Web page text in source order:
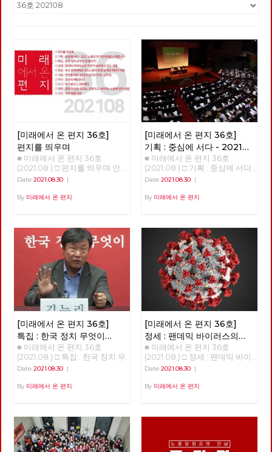
[미래에서 온 편지 36호]
편지를 띄우며
■ 미래에서 온 편지 36호
(2021.08.) □ 편지를 띄우며 안
부를 묻는 것이 조심스러울 만큼
코로나 바이러스의 변종이 확산
하기 전부터 이미 파괴되고 있던
우리들 일상 곳곳이 무너져 내리
고 있습니다. 보이지 않는 곳에
서 우리들 일상을 유지해오던 노
동의 가치는 더욱 분명해졌지만,
불안정한 노동조건은 나아진 것
이 없고, 착취의 강도는 더욱 커
졌습니다. 바이러스에도 불구하
고 아니 바이러스 때문에라도,
우리의 일상을 지키기 위한 노동
자들의 투쟁이 이어지는 까닭입
니다. 이 투쟁의 중심에 노동당
당원이 있습니다. 또한 있어야
합니다. 노동자와 노동당의 미래
는 결국 바로 지금 여기 현장의
투쟁 속에 있고, 투쟁을 통해 만
들어야 합니다. 해서, 미래에서
온 편지는 이번 호부터 ‘현장’이
산 신라대학교 청소노동자들의
투쟁과 승리입니다. 9월 11일에
는 2021년 노동당 정기당대회가
열립니다. 현장의 투쟁들을 체제
Date 2021.08.30 |
By 미래에서 온 편지
[미래에서 온 편지 36호]
기획 : 중심에 서다 - 2021
노동당 정기당대회를
소개합니다
■ 미래에서 온 편지 36호
(2021.08.) □ 기획 : 중심에 서다
- 2021 노동당 정기당대회를 소
회 준비위원장, 편집위원 “라면
깊은 동네에서 열렸다. 회의는
끝날 줄 몰랐고, 대의원들의 식
사를 위하여 정회하는 동안 대회
장 주변 청소년기를 보낸 옛 동
네를 둘러보기로 마음먹었다. 홀
로 터벅터벅 걷던 발길이 어느새
졸업장을 받은 고등학교 담벼락
옆 분식집에 이르렀다. 하굣길에
드나들던 시절 모습 그대로 남아
있는 분식집 간판에 큰절이라도
하고 싶은 마음에 불쑥 들어가
라면 한 그릇 주문했더니, 곱빼
기 분량 정도의 라면이 식탁 위
에 떡 놓였다. “어이구, 양이 엄
청 많네요?” “이 정도는 먹어야
뭐라도 하지!” 2011년이었다. 당
시 진보신당의 진로를 결정한 당
대회에 참석한 한 대의원은 혼자
여러 생각에 잠겨야 했다. 사회
의 근본적 변혁을 바라며 당에
Date 2021.08.30|
By 미래에서 온 편지
[미래에서 온 편지 36호]
특집 : 한국 정치 무엇이
문제인가?
■ 미래에서 온 편지 36호(2021.08.) □ 특집 : 한국 정치 무엇이 문제인가? 강연 : 김누리 중앙대학교 교수 정리 : 이용규 편집위원 불러주셔서 감사하다. 여의도 맞은편에 마르크스 사진이 걸린 건물이 있다는 것 자체가 상징성이 크다. 한국처럼 이렇게 이념이 통제 및 억압 당하는 경험을 가진 나라가 없다. 몇 년 전 마르크스가 태어난 독일 트리어에 방문한 적이 있다. 연구소 차원에서 매년 <아카데미 유로파>에 참가한다. EU가 주관하는 행사로, 유럽에 대해 여러가지를 배우는 2주간의 아카데미다. 맑스 생가를 방문하는 것이 아카데미 프로그램 가운데의 하나다. 매우 상징적인 것이다. 유럽에서는 맑스는 유럽의 정체성을 만들어 낸 인물 가운데 하나로 인식되는 것이다. 그러나 한국에서는 맑스라면 아직 금기의 영역이다. 한국사회가 얼마나 세계적 흐름에 뒤쳐져 있는가를 보여주는 것이다. 노동당에서 맑스 사진을 걸고 있다는 건 굉장히 중요한 의미가 있다. 오늘날 한국에서 맑스를 혐오하는 일이 생기는 것은, 우리 사회의 사상적 후진성, 퇴행성을 보여주는 것이다. 당사 외벽의 빨간 걸개를 보면서 노동당이 한국 사회를 계몽시키는 사상적, 문화적 의미가 있다고 느꼈다. 지금 코로나 때문에 어떤가. 답답하고 우울하다. 코로나 블루라는 말이 나오고 있을 정도. 코로나는 우리에게 굉장히 많은 우울함을 던졌지만 중요한 경고이기도 하다. 그것을 코로나 옐로우라고 부르고 싶다. 우리가 정상이라 알고 살아온 이 모든 것이 대단히 잘못일 수 있다는 것이다. 이 체제가 근본적으로 비정상적인 체제일지도 모른다. 이게 바뀌지 않으면 우리에게 미래가 없다. 정권이 아니라 체제를 바꿔야 한다는 슬로건은 그래서 매우 시의적절하다. 코로나의 첫 번째 경고: 사회 없는 사회 어떤 경고를 코로나가 우리에게 주고 있나. 우리가 가장 코로나를 통해 분명하게 인식한 것이 뭔가. 내가 건강하기 위해서라도 모두가 건강해야 한다는 것이다. 내가 행복하려면 모두가 다 행복해야 한다. 모든 사람의 행복, 모든 사람의 안전, 모든 사람의 건강이 나의 행복, 나의 안전, 나의 건강의 전제라는 걸 배웠다. 이게 가장 중요한 경고이다. 한국 사회에는 그러한 가치가 너무 결여돼 있다. ‘더 소셜The Social’, 함께 살아야 한다는 사회적 가치가 한국처럼 결여된 나라가 없다. 한국 사회를 ‘소사이어티 윗아웃 더 소셜Society without the Social’이라고 부르고 싶다. 인간은 사회적 동물이란 아리스토텔레스의 말이 있다. 그러나 사실 한국인은 사회적 동물이 아니다. 각자도생하는 극단적 개인주의자들의 무리다. 거의 모든 지표가 보여주고 있다. OECD의 사회관계지수라는 것이 있다. 한 개인이 사회 안에서 다른 사람과 얼마나 깊은 결속을 맺고 사는가를 측정한다. 한국이 계속 꼴찌다. 평가항목 가운데 ‘타인에 대한 신뢰’는 압도적으로 꼴찌. 한국은 ‘사회’라는 말을 붙이기도 어려운 사회다. ‘더 소셜’이라는 가치가 불온시되는 사회라고 봐야 한다. 한국사회에서 진보정당이라는 어떤 곳에서는 ‘social’이란 말을 당명에 붙일까 말까를 놓고 1년 동안 고민했다. 정말 이상한 사회다. 어떤 사회가 이런가. 이를테면 독일은 이와 정 반대다. 독일에서는 ‘소셜’하지 않다는 말이 가장 심한 욕이다. 독일 말로 ‘Asozialität’. 상대방에게 이러면 싸움난다! ‘인간 이하다, 미쳤다’는 의미에 가깝다. 이런 사회는 오래갈 수 없다. 프랑코 벨라르디라는 이탈리아 철학자가 한국을 방문하고 이렇게 얘기했다. “한국사회는 이해하기 어렵다. 끝없는 경쟁, 극단적 개인주의, 일상의 사막화, 생활리듬의 초가속화라는 네 가지 특징이 한국인들을 지배하고 있다.” 외국 철학자가 한국 사회를 이다지도 잘 볼 수 있을까 놀랐다. 한국사회의 끔찍한 측면이 그정도로 보인다는 것이겠지. 코로나가 우리에게 준 가장 강력한 경고는 그것이다. 그런 사회적이라는 가치, 함께 살아야 한다는 가치를 알려줬다는 것이다. 모든 사람이 다 안전하지 않으면 누구도 안전할 수 없다. 코로나의 두 번째 경고: 공공 없는 공화국 두 번째는 이 한국이라는 나라는 나라가 아니라는 것이다. 최근 서울과 부산에서 선거를 했다. 선거가 무엇인가. 그 국가가 가지고 있는 중요하고 치명적인 문제를 논의하고 개선하는 일종의 과정이다. 한국에서 어떤 일이 벌어졌나. 지금 가장 중요한 문제는 코로나로 인한 양극화와 저소득층의 위기다. 인구의 3분의 1 이상이 생존의 벼랑 끝에 매달려 있다. 그런데 선거 과정에서 이 문제가 다루어진 적이 있나? 없었다. 세상에 이런 나라가 어디 있었나? 민주당이라는 정당은 사회적 약자에 대한 기본적인 관심도 없다. 이 정당을 견제하는 정당은 더 없다. 이것이 쟁점이 될 리가 없는 것이다. 한국 사회 안에서 사회적 약자를 대변하는 정당의 존재가 없고 취약하기에 이런 상황이 만들어진 것이다. 대한민국은 나라 구실을 못하는 나라다. 국가는 왜 존재하는가. 세월호를 두고 ‘이게 나라냐’라고 했다. 지금은 더하다. 국가는 무엇을 하고 있나. ‘리퍼블릭 윗아웃 더 퍼블릭republic without the public’. 공화국은 공적인 가치를 중심으로 모인 공동체. 그런데 공적인 가치가 없다. 이게 무슨 공화국? 대한민국은 민주공화국이라는 조항은 임시정부를 만들었던 선각자들이 건국강령 1조로 넣은 것이다. 그들이 꿈꾸던 국가는 이런 게 아니었다. 위기 상황에서 국민을 구하지 못했다. 한국사회는 공적인 가치가 부재한 나라다. 코로나가 이걸 너무나 분명하게 폭로해 준 것이다. 국민들이 이번에 처음 알았다. 한국에 공공병원이 10%밖에 없다. 전세계에서 공공병원 비율이 가장 적은 나라다. 심지어 미국도 공공병상이 20%다. 초기에 대구에서 수없이 많은 사람이 죽었다. 병상이 없어서였다. 어떻게 된 것인가? 공공병상이 없었다. 대구 사태가 터졌을 때, 한국에 있는 빅5 병원(삼성, 아산, 세브란스, 카톨릭, 서울대) 가운데, 국립인 서울대병원을 제외하고 빅4에서 내놓은 병상은 단 7개였다. 이것이 한국 사회의 현실이다. 국가가 해야 할 기본적인 일들을 해내지 않고 완전히 시장에 내맡긴 것이다. 교육도 마찬가지다. 전세계에서 고등교육의 공교육 비중이 제일 낮다. 우리 대학의 87%가 사립대학이다. 이런 나라가 없다. 실제로 국가가 국가의 역할을 하지 못하는 것이다. 코로나가 터지자 독일에서 가장 먼저 한 것은 코로나 대응 자금을 재정 편성한 것인다. 국가 재정의 3분의 1을 편성했다. 1조 유로, 우리 돈 1350조였다. 이를 위해 독일 정부가 약 20% 이상의 부채를 졌다. 코로나로 인해 발생하는 피해와 손해, 부담의 90%까지 국가가 감당했다. 임대료, 인건비 따위의 90%를 감당해줬다. 우리는 4차 긴급 재난지원금으로 20조를 편성했다. 국민을 우롱하는 것이다. 그래놓고 착한 임대료 운동을 하자고 한다. 그리고 9시 뉴스 끝나고 이웃돕기 성금을 모은다. 군사독재 시절에 하던 일들이다. 신파극으로 국민들의 정서를 잡아대는 퇴행적 행동. 돌아다니며 계속 비판했는데 지금 없어졌다. 이건 무능인가 직무유기인가. 그러다 보니 재경부 장관이라는 자가, 국가부채가 45% 수준이라며 ’재정이 건실하다’는 얘기를 하는 것이다. 그런 이야기를 할 때가 아니다. 선진국 평균 국가부채는 135%다. 그 대신 우리의 가계부채가 108%다. 국가부채는 가장 낮고 개인부채는 가장 높은 게 대한민국이다. 이 위기에서 국가는 아무것도 안하고 개인이 은행빚으로 살아남고 있다. 이것은 나라가 아니다. 공적 가치가 아니라 사적 이해밖에 없는 공동체다. 공공의 책임, 공공의 가치를 국가가 인식하지 못하는 한 이러한 공동체는 지속될 수 없다. 코로나의 세 번째 경고: 생태 없는 경제 세 번째는 ‘이코노미 윗아웃 이콜로지economy without ecology’. 우리가 왜 이런 고통을 겪나. 경제가 생태를 완전히 지배하고 있다. 생태적인 상상력이 완전히 없다. 전세계에서 가장 생태적 의식이 결여되어 있다. 연구소 연구원이 재작년 베를린을 다녀와서 이런 얘기를 들려주었다. 취리히에 있는 친구를 베를린에서 만났다는 거다. 취리히에서 베를린에 오는데 기차로 8시간, 요금은 150유로가 든다. 비행기를 타면 1시간이고 50유로밖에 안 된다고 했다. 그런데 취리히에 사는 친구가 기차를 타고 왔다는 것이다. 도저히 이해할 수가 없다는 것이었다. 한국 사람들은 모든 것을 경제적 관점에서 본다. 이해가 안 된다, 시간도 요금도 더한데. 그런데 그 취리히 친구는 베를린으로 간 친구가 이해가 안 된다는 것이다. 생태적 상상력이 없다는 것이다. 비행기는 유럽에서 환경파괴의 주범이다. 유럽에서 이미 ‘플라이트 쉐임Flight Shame’이라는 신조어가 생겼다. 비행기 타는데 대한 부끄러움이다. 기본적인 생태적 관점을 갖지 않으면 인류의 미래가 없다는 게 유럽은 상식이다. 유럽은 그러한 인식 때문에 독일인의 82%가 생태 보호를 위해 소비를 포기할 수 있다, 는 명제에 동의한다. 소비할 때마다 죄책감을 느낀다는 것. 소비는 지금의 욕망 때문에 미래 생태를 포기하는 것이니까. 한국은 어떤가. 독일 아이들의 대다수가 소비할 때 죄책감을 느낀다는데, 한국은 ‘소비하는데 일자리가 생긴다, 경제가 돌아간다, 국가가 부강하다’고 한다. 경제논리의 전일적 지배다. 이렇게 되면 우리의 미래가 없다. 유럽에서는 ‘21세기는 오지 않는다’는 말이 나온 지 오래되었다. 지금 살고 있는 인류가 최후의 인류가 될 것이란 것. 나는 살만큼 살았지만 내 자식, 손주는 어쩌면 마지막 인류가 될 수도 있다. 혹은 다행히 마지막 인류가 아니더라도, 이 파괴 속에서 대단히 고통스러운 삶은 살다가 갈 것은 확실하다. 한국은 국제적으로 ‘기후깡패’라고 불린다. 이번(2021년 4월 세계기후정상회의)에도 구체적인 감축 목표를 내놓지 못했다. 투표장에 가서 보니 ‘녹색당’이 아예 없었다. 독일에서는 9월 총선이 있을 것이다. 문명사적 사건이 될 것이다. 지금까지 인간이 살아온 것과는 정반대로 세상이 구성되는 것과는 다른 결과가 나올 것이다. 녹색당이 제1당으로 집권할 것이란 예측이 우세하다. 지금까지의 성장을 저지하자는 정당이 녹색당이다. 지금까지의 성장과 발전은 죽음으로의 성장이라고 한다. 그래서 많은 이들이 저 녹색당은 ‘항의정당Protest Party’ 정도로만 생각했는데 지금 수권을 논할 정도가 됐다. 놀라운 이야기다. 이번 선거에서는 녹색당, 사민당, 좌파당 3개 좌파정당이 연합정부를 구성할 가능성이 가장 높다. 재작년 유럽의회선거를 보면, 유럽 전역에서 녹색당이 득표 2위를 했다. 작년에 있던 프랑스 지역 선거에서도 녹색당이 돌풍을 일으켰다. 이제는 패러다임이 바뀌고 있다. 한국에서는 생태적 상상력이 도착하지 못했다. 지난 국회의원 선거에서 녹색당이 1%도 득표를 못했다. 지금의 정치지형이 매우 세계적 흐름과 유리되어 있다. (엮은이 주: ‘9월 총선’은 2021년 9월 26일 시행되는 독일 연방하원 선거를 말한다. 앙겔라 메르켈 총리가 이 선거를 끝으로 총리직에서 은퇴할 예정이다. 2021년 8월 여론조사를 종합하면, 대체로 기민련/기사연(여당)이 25%, 녹색당과 사회민주당이 각각 18~20% 가량 득표할 것으로 예측된다.) 이제 한국 사회는 함께 사는, 사회적 가치를 중시해야 한다. 공적 가치를 중시하는 책임있는 국가가 되어야 한다. 그리고 생태국가로 거듭나지 않으면 안 된다. 사회적 가치, 공공적 가치, 생태적 가치를 복원하지 않으면 공동체의 미래가 없다. 한국 정치, 무엇이 문제인가 지금 한국이란 사회에 대해 객관적으로 알 필요가 있다. 한국은 외부에 있는 외부인들, 외국 학자들에 의하면 매우 놀랍고 경탄할 만한 사회다. 본인 연구소에서 전체 컨퍼런스를 한다. 우리가 어떻게 인식되고 있는지 배울 기회다. 한국은 많은 외국 학자들이 존경하는 나라다. 우리가 가진 존경할만한 점을 인식해야 한다. 왜 그런가? 가장 큰 까닭은 ‘민주주의’. 특히 중국, 일본 학자들에게서 그렇다. 후쿠시마 방사능 오염수 방출에 항의하는 시위 규모를 보면 정말 얼마 안 된다. 일본은 봉건, 하류 민주주의다. 역동성을 상실한 미래가 없는 나라. 중국은 어떤가. 베이징대학 교수들이 어느 순간부터 말을 조심한다. 그럼에도 불구하고 그 안에서도 양심적 학자들이 많다. 그런 이들이 정말 한국 민주주의를 부러워한다. 시진핑 이후 중국 민주주의는 완전히 퇴행 중이다. 그러면서 가장 부러워하는 것이 한국 민주주의다. 유럽 국가들도 마찬가지다. 유럽 국가들은? 유럽 민주주의도 위기다. 시리아 사태로 난민들이 몰려들자 극우 정치인들이 이를 포퓰리즘적으로 활용했고 이게 먹혀들었다. 영국은 브렉시트를 겪었고 프랑스에선 국민전선의 마린 르펜이 결선투표까지 올라갔었다. 미국도 트럼프에 의해 준파시즘 국가가 된 것이나 다름없었다. 이런 상황 속에서 우리는 2016년 광화문에서 촛불을 통해 대통령을 탄핵하고 이를 통해 새 정부가 들어섰다. 외국의 많은 학자들이 놀라워했다. 전세계가 민주주의의 위기에 빠진 상황에서 한국이란 나라의 민주주의가 새로운 길을 보여줬다는 것이다. 독일의 <Die Zeit>(옮긴이 주: 독일의 진보 성향 주간지)의 칼럼에서 이르길, “이제 유럽과 미국은 한국에서 민주주의를 배워야 한다.” 민주주의의 시대는 저무는가 하는 상황에서 유라시아대륙 끝의 한국에서 민주주의가 다시 타올랐다는 것이다. 한국 민주주의는 우리 생각보다 훨씬 더 외부에서 크게 인정한다. 오히려 우리들이 우리 민주주의를 그렇게 정확하게 이해하고 필요한만큼 평가하지 못한다. 우리는 아시아 민주주의의 수출국가다. 오늘날 아시아 독재국가가 한국 민주주의의 역사를 공부한다. 본인은 박정희, 전두환, 노태우를 모두 대학에서 겪었다. 주로 일본 책을 가지고 민주주의를 공부했다. 우리가 지금 그런 모델이 되어 있다. 우리가 우리 민주주의를 충분히 평가하지 못하고 있다. 아시아에서 4.19혁명은 ‘20세기의 제3세계 가장 위대한 민주혁명’이라고 평가된다. 그런데 지금 한국인들은 그정도로 평가 못한다. 4.19는 1960년 일어나서 그 다음해 육군 소장 박정희의 군사쿠데타에 의해 부정당했다. 1979년의 부마항쟁, 1980년의 광주항쟁, 87년 6월 민주항쟁, 그리고 촛불까지 이어지는데, 나는 일련의 반독재 연속혁명이라고 부른다. 군사독재의 후예까지 완전히 청산하는 과정이었다. 부마와 광주항쟁은 육군 소장 전두환에 의해 짓밟혔다. 87년 역시 노태우가 대통령이 되며 의미를 상실해버렸다. 2016년 촛불 항쟁에서도, 육군 소장 조현천이라는 자가 쿠데타 계획을 세웠다. 왜 이 자를 잡아들이지 않나. 이해하지 못하겠다. 단호하게 응징할 필요가 있다. 한국 민주주의의 위대한 역사는 육군 소장들의 반란의 역사다. 문재인 대통령이 역사의식이 있다면 육군 소장이라는 직위를 ‘파 버릴 줄’ 알았다. (엮은이 주: 조현천 예비역 소장은 박근혜 탄핵 정국 당시 국군기무사령관이었다. 그가 탄핵 기각 상황을 상정하고 계엄령을 공포하고 시민들을 무력 진압하려고 했다는 기무사령부 문건이 공개된 바 있다. 체포영장이 발부되었으나 외국에서 도피중이다.) 우리의 경제성장 역시 놀랍다. 외국에 나가보면 우리가 얼마나 부유한지 느낀다. 매년 다르다. GDP가 작년 7위다. 그건 맞다. 한국은 엄청난 부자나라. 30-50클럽(1인당 국민소득 3만 달러, 인구 5천만 명을 달성한 국가)이라고 하는데, 우리를 포함해 일곱 국가밖에 존재하지 않는다. 상당한 경제성장을 한 것도 사실이다. 세계에서 가장 불평등한 나라 그러나 이면은 어떤가. 18년 째 자살률이 세계 1위다. 두 번 2위 했다. 자살의 내용도 안 좋다. 노인 자살률이 너무 높다. 어떤 해는 평균의 10배까지 나올 정도. 자연사를 앞둔 노인들이 스스로 목숨을 끊는다. 노인 빈곤률이 너무 높기 때문이다. 대체로 매년 48~52% 수준이다. 유럽은 3~5% 사이다. 이런 나라가 없다. 부산, 광주 등지에 강연을 하러 가는 일이 잦다. 오전 10시에 강연하러 가면 오전 6시에 집을 나서는데, 그 시간에 폐지 줍는 노인들이 정말 많다. 있을 수 없는 이야기다. 전 세계에서 일곱 번째로 잘 산다는 나라에서 노인들이 폐지를 주울 수는 없는 것이다. 그러다가 힘이 처지면 목숨을 끊는 것이다. 어린 아이들의 우울증 발병도 전세계에서 가장 높다. 아이들은 온 세상이 궁금하고 즐거워야 한다. 한국 아이들은 기적적으로 우울해. 우리가 다 아는 바이다. 그 어린 나이부터 경쟁을 시키고 지식을 주입한다. 그리고 우리는 전세계에서 가장 불평등하다. 자산, 부동산 불평등이 상상을 초월한다. 상위 1%가 50.5%를 가지고 있다. 상위 10%가 96.4%를 가지고 있다. 하위 90%가 3퍼센트를 가지고 있다. 정태인 씨는 “한국은 자본주의 역사상 가장 불평등한 공동체다.”라고 했다. 그 말에 상당한 근거가 있다. 그정도로 불평등한 나라가 됐다. 노동시간을 보면 어떤가. 작년 독일의 노동시간이 1,300시간이다. 지금 한국 노동자들은 2,000~2,100시간이다. 5개월 더 일한다. 노동 기계라고 봐야 한다. 노동자들의 죽음은 어떤가. 가장 심각한 주제다. 소위 산업재해 사망률이라고 한다. 그런데 이건 산업재해가 아니라 기업살인이다. 전세계에서 가장 높고 24년째 1위다. 2000년부터 2020년까지 4만 명이 넘게 죽었다. 일 년에 2,000명 이상의 노동자가 일하다 죽는다. 작년에 2,400명 죽었다. 이 정부 들어서 더 늘고 있다. 이를 뭐라고 불러야 하나. 이것이 정상 상태인가. 이것은 내전이다. 자본과 노동의 내전이 일상화된 것이다. 영국이 유럽에서 기업살인으로 가장 악명이 높다. 영국은 계속 유럽 1위였다. 이것이 너무 크게 사회적 문제가 되어 2008년에 법을 개정했는데, 산업재해법이 아니라 기업살인법(엮은이 주: 기업과실치사 및 기업살인법Corporate Manslaughter and Corporate Homicide Act)으로 이름을 바꾸었다. 이것부터 시작해야 한다. 살인에 준하는 단죄를 하면 되는 것이다. 지금 중대재해처벌법을 누더기 법으로 만들고, 오히려 노동자가 더 많이 죽어가고 있다. 이것이 현실이다. 이러다 보니 자식을 낳지 않는다. 출산율 문제가 얼마나 심각한가. 인류 역사상 합계출산율 ‘1’이하가 2년 연속 지속된 적이 없는데 우리는 4년 이상 지속되고 있다. 가르치는 여학생들에게 ‘아이들을 안 낳을 생각이냐’고 물으면, 전원이 그렇다고 대답한다. 이것은 하나의 현상이다. 이유를 물으면, 이 지옥 속에 내 아이를 넣을 자신이 없다고 한다. 너무 처절한 말이다. 다른 학생들이 다 공감한다. 이게 한국 사회의 현실이다. 한국 사회에 묻는다. 이렇게 훌륭한 민주주의를 하고 아시아 민주주의의 상징까지 된 나라가, 모든 국민들이 존엄하게 살 수 있는 물적 토대를 마련해놓고 있는 나라가, 지옥같은 일상을 만들어냈는가? 미래가 보이지 않는, 그래서 주식과 가상화폐에 의존하는 카지노 자본주의에 빠져 있다. 왜 이런 사회가 되었나. 정권이 바뀌고 민주화도 되었는데 한국사회는 왜 이런가? 우리 일상은 왜 지옥으로 가나. 잘못된 정치에 그 원인이 있다. 수구-보수 과두제 우리 삶을 규정하는 법을 만드는 이들이 여의도에 있다. 그들이 어떤 자들인가. 국회의원 300명 중 294명이 자유시장경제를 지지한다. 이런 나라는 전세계에 없다. 자유시장경제는 인간과 같이 못 간다. 이 점에 대해 성찰해야 한다. 시장경제가 좋은 걸로 한국인들은 안다. 놀라운 오해다. 시장경제라는 것이 가지고 있는 장점이 물론 있다. 그걸 이미 봤다. 지난 세기 내내 사회주의 계획경제와 자본주의 시장경제가 경쟁했고 자본주의가 승리했다. 왜, 어떻게 이겼나? 자본주의 시장경제가 사회주의 계획경제보다 훨씬 더 효과적으로 인간의 욕망을 충족시켜주었다. 인간은 사회주의를 할 수 없는 동물이다. 사회주의라고 하는 것은 계몽주의 이래 근대의 선각자들이 꿈꾸었던 이성의 기획이다. 모든 인간은 이성적인 존재고 그 인간들이 이상적인 세계를 만들수 있다는 믿음이었다. 인간의 탐욕에 기대서 생겨난 체제가 자본주의, 이성에 기반해 구성된 체제가 사회주의다. 그런데 인간이 이러한 이성의 기획을 수행할 정도의 존재가 아니었다. 사회주의 계획경제가 동유럽을 중심으로 붕괴했다. 우리 예상보다 훨씬 비효율적으로 작동한 것이다. 효율성 경쟁에서 자본주의가 이겼다. 다시 말하면 자본주의 시장경제는 효율적이다. 그런데 자본
Date 2021.08.30 |
By 미래에서 온 편지
[미래에서 온 편지 36호]
정세 : 팬데믹 바이러스의
‘기원’이 보여주고 있는 것들
■ 미래에서 온 편지 36호
(2021.08.) □ 정세 : 팬데믹 바이
러스의 ‘기원’이 보여주고 있는
회 의장 2020년 시작과 함께
바뀔 것 같지 않았던 것들을 바
또한, 리오데자네이로에서의 나
Date 2021.08.30|
By 미래에서 온 편지